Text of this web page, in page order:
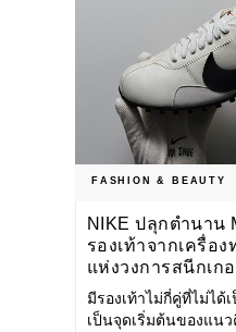
FASHION & BEAUTY
NIKE ปลุกตำนาน
รองเท้าจากเครื่อ
แห่งวงการสนีกเก
มีรองเท้าไม่กี่คู่ที่ไม่ได้
เป็นจุดเริ่มต้นของแน